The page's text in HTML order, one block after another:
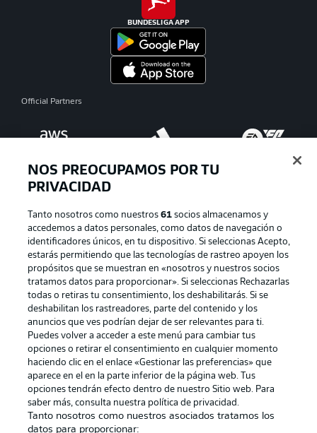
BUNDESLIGA APP
Official Partners
Publicidad Aviso legal
Gestionar las preferencias
Canales Trabajos
Jugadores Condiciones de uso
NOS PREOCUPAMOS POR TU
PRIVACIDAD
Tanto nosotros como nuestros 61socios almacenamos y
accedemos a datos personales, como datos de navegación o
identificadores únicos, en tu dispositivo. Si seleccionas Acepto,
estarás permitiendo que las tecnologías de rastreo apoyen los
propósitos que se muestran en «nosotros y nuestros socios
tratamos datos para proporcionar». Si seleccionas Rechazarlas
todas o retiras tu consentimiento, los deshabilitarás. Si se
deshabilitan los rastreadores, parte del contenido y los
anuncios que ves podrían dejar de ser relevantes para ti.
Puedes volver a acceder a este menú para cambiar tus
opciones o retirar el consentimiento en cualquier momento
haciendo clic en el enlace «Gestionar las preferencias» que
aparece en el en la parte inferior de la página web. Tus
opciones tendrán efecto dentro de nuestro Sitio web. Para
saber más, consulta nuestra política de privacidad.
Tanto nosotros como nuestros asociados tratamos los
datos para proporcionar: